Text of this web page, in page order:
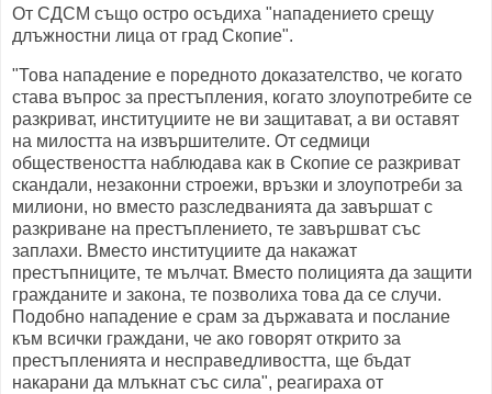
От СДСМ също остро осъдиха "нападението срещу
длъжностни лица от град Скопие".
"Това нападение е поредното доказателство, че когато
става въпрос за престъпления, когато злоупотребите се
разкриват, институциите не ви защитават, а ви оставят
на милостта на извършителите. От седмици
обществеността наблюдава как в Скопие се разкриват
скандали, незаконни строежи, връзки и злоупотреби за
милиони, но вместо разследванията да завършат с
разкриване на престъплението, те завършват със
заплахи. Вместо институциите да накажат
престъпниците, те мълчат. Вместо полицията да защити
гражданите и закона, те позволиха това да се случи.
Подобно нападение е срам за държавата и послание
към всички граждани, че ако говорят открито за
престъпленията и несправедливостта, ще бъдат
накарани да млъкнат със сила", реагираха от